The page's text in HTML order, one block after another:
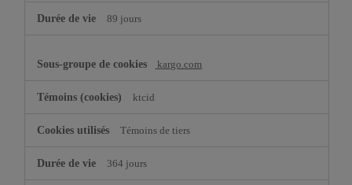
89 jours
kargo.com
ktcid
Témoins de tiers
364 jours